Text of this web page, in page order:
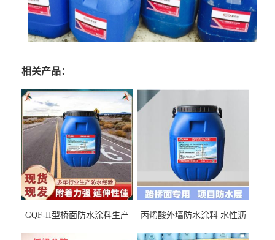
相关产品：
GQF-II型桥面防水涂料生产
丙烯酸外墙防水涂料 水性沥